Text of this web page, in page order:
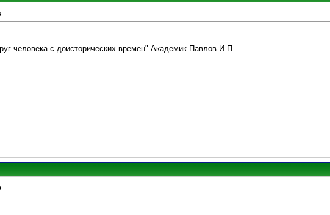
человека с доисторических времен".Академик Павлов И.П.